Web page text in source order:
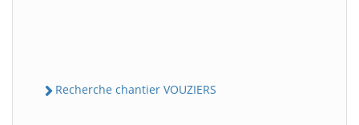
Recherche chantier VOUZIERS